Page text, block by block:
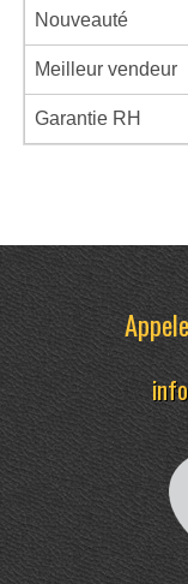
Nouveauté
Meilleur vendeur
Garantie RH